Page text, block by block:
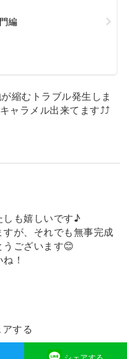
編
縮むトラブル発生しま
ャラメル出来てます⤴️⤴️
しも嬉しいです♪
が、それでも無事完成
ございます😊
！
する